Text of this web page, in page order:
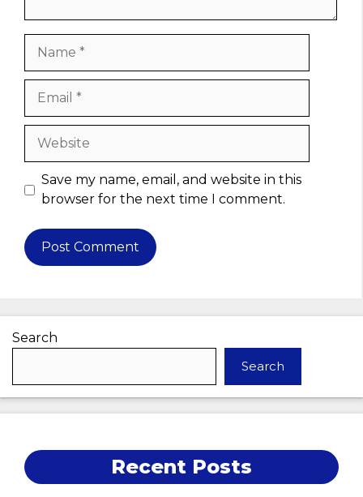
Website
Save my name, email, and website in this
browser for the next time I comment.
Search
Search
Recent Posts